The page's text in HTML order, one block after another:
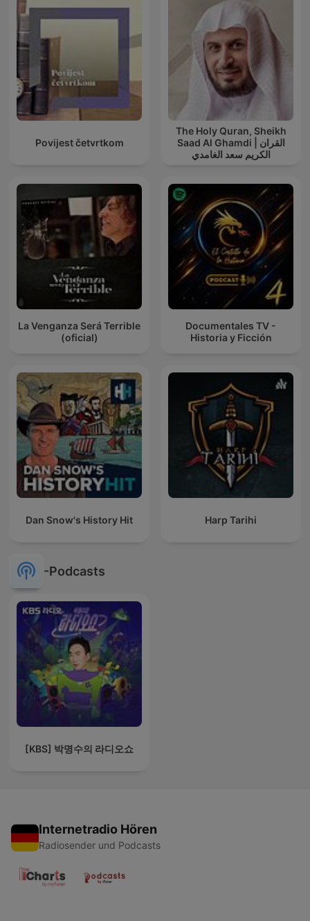
Povijest četvrtkom
The Holy Quran, Sheikh
Saad Al Ghamdi | القران
الكريم سعد الغامدي
La Venganza Será Terrible
(oficial)
Documentales TV -
Historia y Ficción
Dan Snow's History Hit Harp Tarihi
-Podcasts
[KBS] 박명수의 라디오쇼
Internetradio Hören
Radiosender und Podcasts